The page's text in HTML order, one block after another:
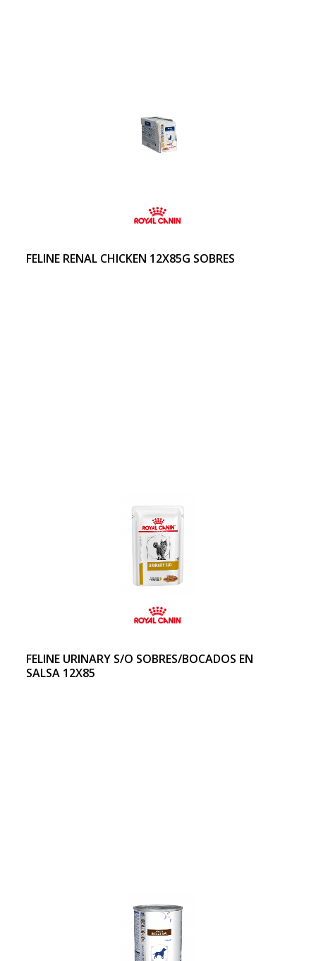
FELINE RENAL CHICKEN 12X85G SOBRES
FELINE URINARY S/O SOBRES/BOCADOS EN
SALSA 12X85